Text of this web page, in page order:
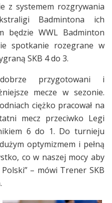
z systemem rozgrywania
Badmintona ich
będzie WWL Badminton
spotkanie rozegrane w
SKB 4 do 3.
przygotowani i
mecze w sezonie.
ciężko pracował na
mecz przeciwko Legi
6 do 1. Do turnieju
optymizmem i pełną
co w naszej mocy aby
– mówi Trener SKB